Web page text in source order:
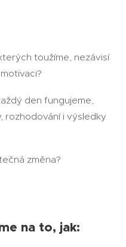
toužíme, nezávisí
den fungujeme,
rozhodování i výsledky
změna?
na to, jak: